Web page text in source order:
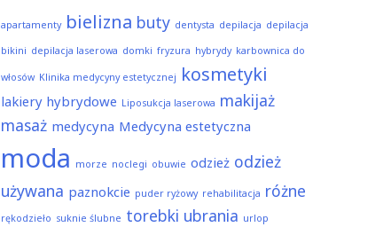
apartamenty bielizna buty dentysta depilacja depilacja
bikini depilacja laserowa domki fryzura hybrydy karbownica do
włosów Klinika medycyny estetycznej kosmetyki
lakiery hybrydowe Liposukcja laserowa makijaż
masaż medycyna Medycyna estetyczna
moda morze noclegi obuwie odzież odzież
używana paznokcie puder ryżowy rehabilitacja różne
rękodzieło suknie ślubne torebki ubrania urlop